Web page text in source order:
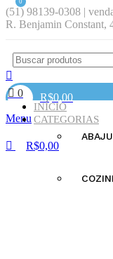
(51) 98139-0308 |
R. Benjamin Constant,
0 R$0,00
Menu
0
R$0,00
INÍCIO
CATEGORIAS